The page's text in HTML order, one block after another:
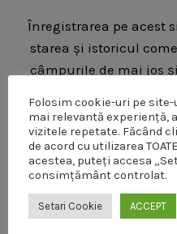
Înregistrarea pe acest
starea și istoricul
câmpurile de mai jos
cere doar
procesul de
Folosim cookie-uri pe
mai relevantă experiență,
vizitele repetate. Făcând
de acord cu utilizarea
acestea, puteți accesa
consimțământ controlat.
Setari Cookie ACCEPT